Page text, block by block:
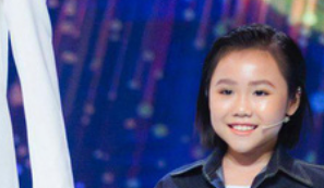
FACEBOOK GOOGLE